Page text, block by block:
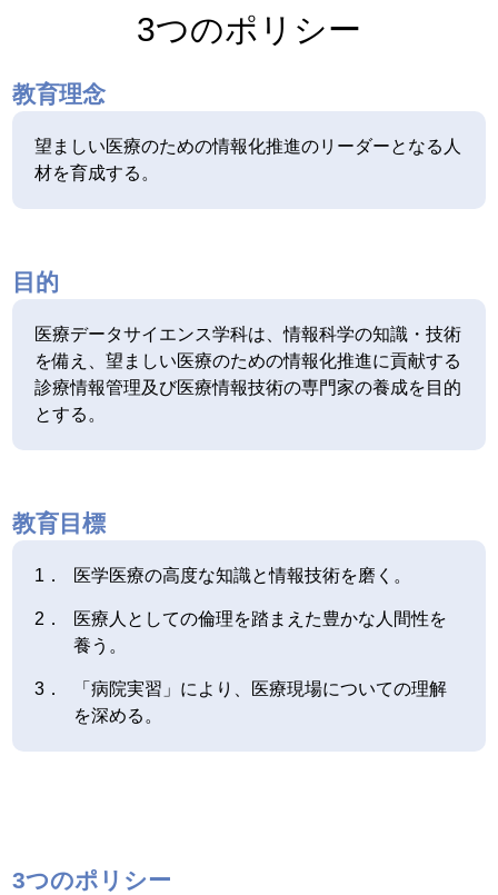
3つのポリシー
教育理念
望ましい医療のための情報化推進のリーダーとなる人
材を育成する。
目的
医療データサイエンス学科は、情報科学の知識・技術
を備え、望ましい医療のための情報化推進に貢献する
診療情報管理及び医療情報技術の専門家の養成を目的
とする。
教育目標
医学医療の高度な知識と情報技術を磨く。
医療人としての倫理を踏まえた豊かな人間性を
養う。
「病院実習」により、医療現場についての理解
を深める。
3つのポリシー